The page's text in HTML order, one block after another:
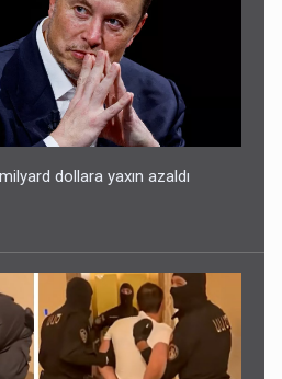
dollara yaxın azaldı